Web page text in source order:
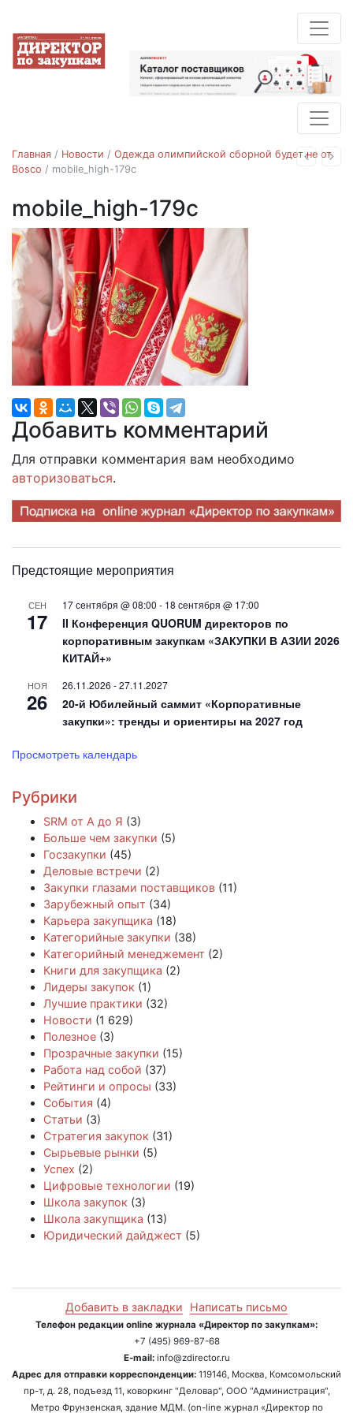
Назад
Главная / Новости / Одежда олимпийской сборной будет не от
Bosco / mobile_high-179c
mobile_high-179c
Добавить комментарий
Для отправки комментария вам необходимо
авторизоваться.
Предстоящие мероприятия
СЕН
17
17 сентября @ 08:00 - 18 сентября @ 17:00
II Конференция QUORUM директоров по
корпоративным закупкам «ЗАКУПКИ В АЗИИ 2026
КИТАЙ+»
НОЯ
26
26.11.2026 -27.11.2027
20-й Юбилейный саммит «Корпоративные
закупки»: тренды и ориентиры на 2027 год
Просмотреть календарь
Рубрики
SRM от А до Я (3)
Больше чем закупки (5)
Госзакупки (45)
Деловые встречи (2)
Закупки глазами поставщиков (11)
Зарубежный опыт (34)
Карьера закупщика (18)
Категорийные закупки (38)
Категорийный менеджемент (2)
Книги для закупщика (2)
Лидеры закупок (1)
Лучшие практики (32)
Новости (1 629)
Полезное (3)
Прозрачные закупки (15)
Работа над собой (37)
Рейтинги и опросы (33)
События (4)
Статьи (3)
Стратегия закупок (31)
Сырьевые рынки (5)
Успех (2)
Цифровые технологии (19)
Школа закупок (3)
Школа закупщика (13)
Юридический дайджест (5)
Добавить в закладки Написать письмо
Телефон редакции online журнала «Директор по закупкам»:
+7 (495) 969-87-68
E-mail:info@zdirector.ru
Адрес для отправки корреспонденции: 119146, Москва, Комсомольский
пр-т, д. 28, подъезд 11, коворкинг "Деловар", ООО "Администрация",
Метро Фрунзенская, здание МДМ. (on-line журнал «Директор по